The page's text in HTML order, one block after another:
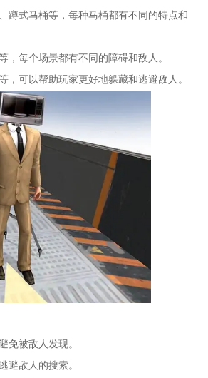
蹲式马桶等，每种马桶都有不同的特点和
，每个场景都有不同的障碍和敌人。
可以帮助玩家更好地躲藏和逃避敌人。
免被敌人发现。
避敌人的搜索。